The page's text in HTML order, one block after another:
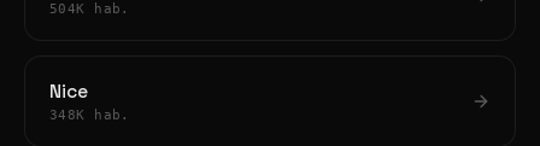
504K hab.
Nice
348K hab.